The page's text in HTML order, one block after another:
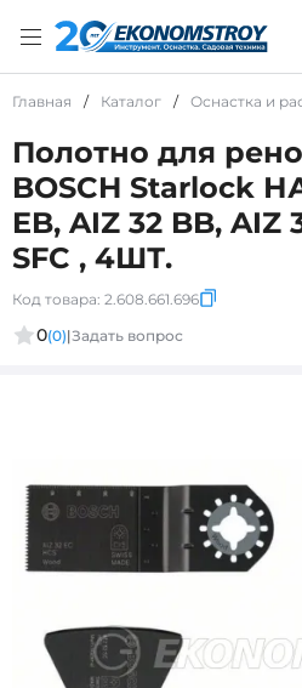
Главная / Каталог / Оснастка и
Полотно для
BOSCH Starlock
EB, AIZ 32 BB, AIZ
SFC , 4ШТ.
Код товара: 2.608.661.696
0(0)|Задать вопрос